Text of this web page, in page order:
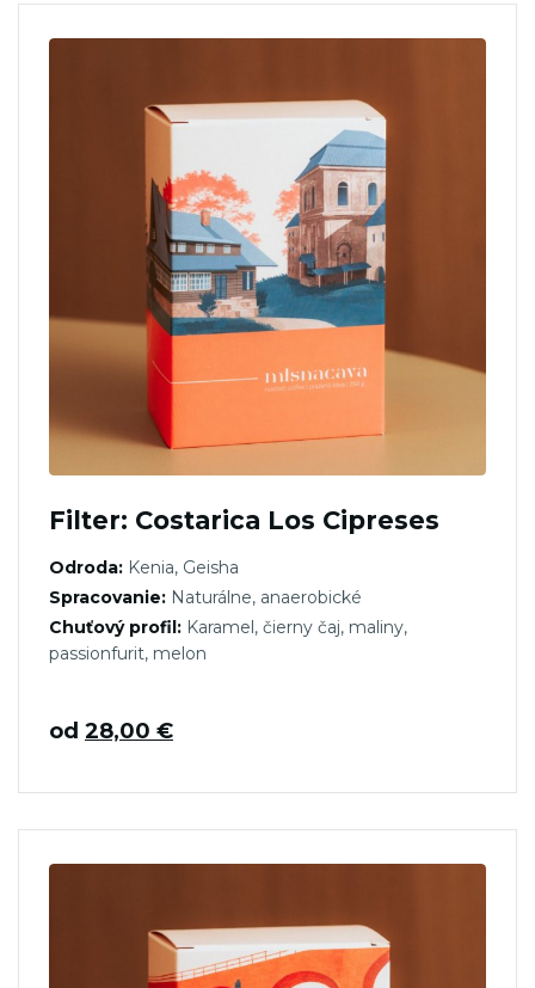
Filter: Costarica Los Cipreses
Odroda: Kenia, Geisha
Spracovanie: Naturálne, anaerobické
Chuťový profil: Karamel, čierny čaj, maliny,
passionfurit, melon
od 28,00 €